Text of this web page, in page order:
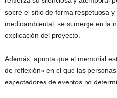
sobre el sitio de forma respetuosa
medioambiental, se sumerge en la
explicación del proyecto.
Además, apunta que el memorial
de reflexión» en el que las
espectadores de eventos no